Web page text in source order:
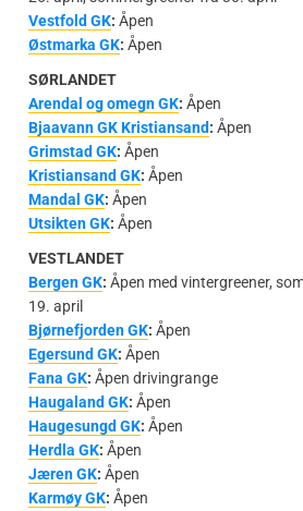
Vestfold GK: Åpen
Østmarka GK: Åpen
SØRLANDET
Arendal og omegn GK: Åpen
Bjaavann GK Kristiansand: Åpen
Grimstad GK: Åpen
Kristiansand GK: Åpen
Mandal GK: Åpen
Utsikten GK: Åpen
VESTLANDET
Bergen GK: Åpen med vintergreener,
19. april
Bjørnefjorden GK: Åpen
Egersund GK: Åpen
Fana GK: Åpen drivingrange
Haugaland GK: Åpen
Haugesungd GK: Åpen
Herdla GK: Åpen
Jæren GK: Åpen
Karmøy GK: Åpen